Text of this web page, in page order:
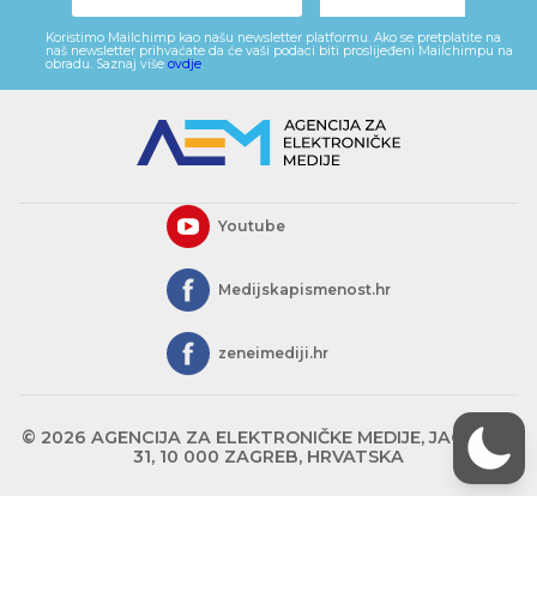
Koristimo Mailchimp kao našu newsletter platformu. Ako se pretplatite na
naš newsletter prihvaćate da će vaši podaci biti proslijeđeni Mailchimpu na
obradu. Saznaj više ovdje
Youtube
Medijskapismenost.hr
zeneimediji.hr
© 2026 AGENCIJA ZA ELEKTRONIČKE MEDIJE, JAGIĆEVA
31, 10 000 ZAGREB, HRVATSKA